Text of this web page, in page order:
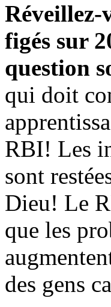
Réveillez-
figés sur
question
qui doit
RBI! Les
sont
Dieu! Le
que les
des gens